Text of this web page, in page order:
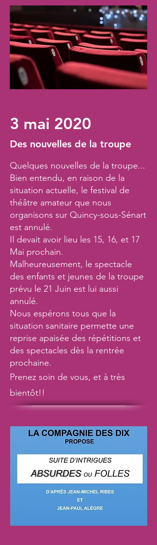
3 mai 2020
Des nouvelles de la troupe
Quelques nouvelles de la troupe...
Bien entendu, en raison de la
situation actuelle, le festival de
théâtre amateur que nous
organisons sur Quincy-sous-Sénart
est annulé.
Il devait avoir lieu les 15, 16, et 17
Mai prochain.
Malheureusement, le spectacle
des enfants et jeunes de la troupe
prévu le 21 Juin est lui aussi
annulé.
Nous espérons tous que la
situation sanitaire permette une
reprise apaisée des répétitions et
des spectacles dès la rentrée
prochaine.
Prenez soin de vous, et à très
bientôt!!